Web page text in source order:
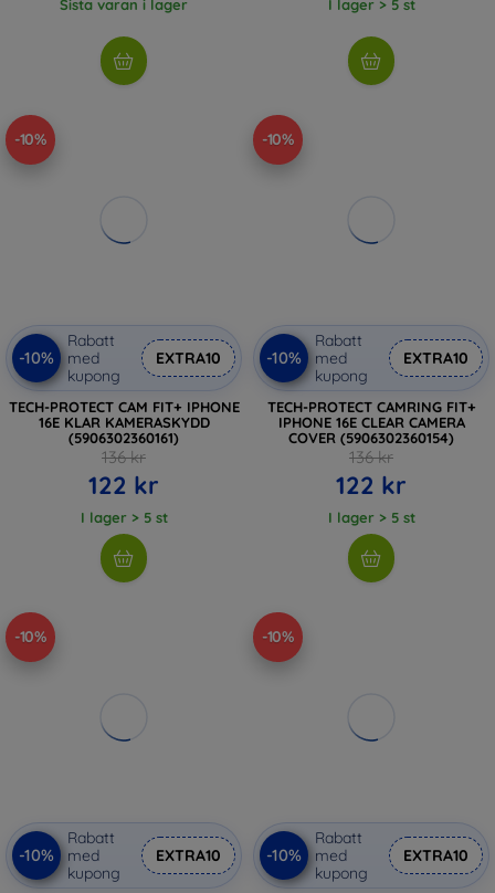
Sista varan i lager I lager > 5 st
-10%
-10%
Rabatt
med
kupong
EXTRA10
TECH-PROTECT CAM FIT+ IPHONE
16E KLAR KAMERASKYDD
(5906302360161)
136 kr
122 kr
I lager > 5 st
-10%
-10%
Rabatt
med
kupong
EXTRA10
TECH-PROTECT CAMRING FIT+
IPHONE 16E CLEAR CAMERA
COVER (5906302360154)
136 kr
122 kr
I lager > 5 st
-10%
-10%
Rabatt
med
kupong
EXTRA10
-10%
-10%
Rabatt
med
kupong
EXTRA10